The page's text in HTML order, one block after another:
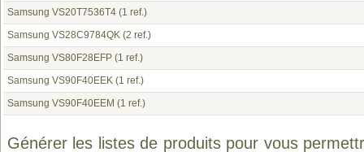
Samsung VS20T7536T4 (1 ref.)
Samsung VS28C9784QK (2 ref.)
Samsung VS80F28EFP (1 ref.)
Samsung VS90F40EEK (1 ref.)
Samsung VS90F40EEM (1 ref.)
Générer les listes de produits pour vous